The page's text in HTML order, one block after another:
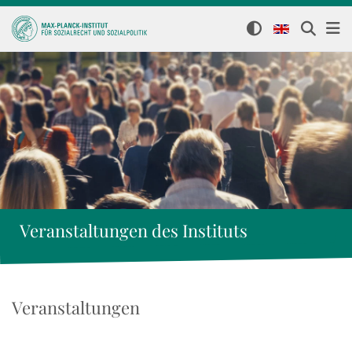
Veranstaltungen des Instituts
Veranstaltungen